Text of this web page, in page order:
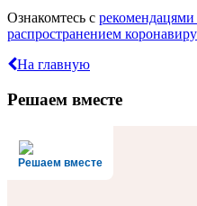
Ознакомтесь с
распространением
На главную
Решаем вместе
Решаем вместе